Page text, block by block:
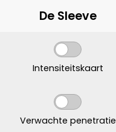
De Sleeve
Intensiteitskaart
Verwachte penetratie